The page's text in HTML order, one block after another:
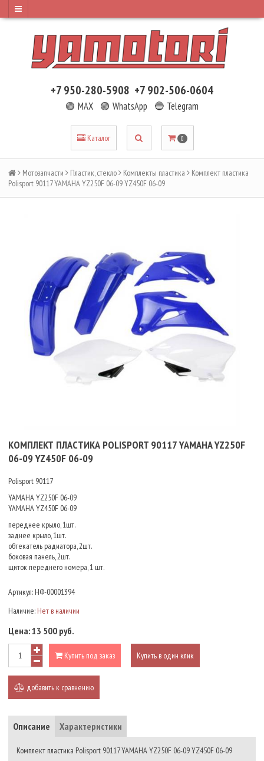
+7 950-280-5908 +7 902-506-0604
🟢 MAX 🟢 WhatsApp 🔵 Telegram
Каталог 0
Мотозапчасти Пластик, стекло Комплекты пластика
Комплект пластика
Polisport 90117 YAMAHA YZ250F 06-09 YZ450F 06-09
КОМПЛЕКТ ПЛАСТИКА POLISPORT 90117 YAMAHA YZ250F
06-09 YZ450F 06-09
Polisport 90117
YAMAHA YZ250F 06-09
YAMAHA YZ450F 06-09
переднее крыло, 1шт.
заднее крыло, 1шт.
обтекатель радиатора, 2шт.
боковая панель, 2шт.
щиток переднего номера, 1 шт.
Артикул: НФ-00001394
Наличие: Нет в наличии
Цена:13 500 руб.
Купить под заказ Купить в один клик
добавить к сравнению
Описание Характеристики
Комплект пластика Polisport 90117 YAMAHA YZ250F 06-09 YZ450F 06-09